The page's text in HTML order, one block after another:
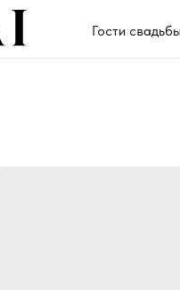
Гости свадьбы